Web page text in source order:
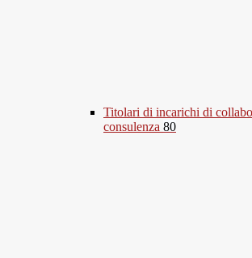
Titolari di incarichi di
consulenza 80